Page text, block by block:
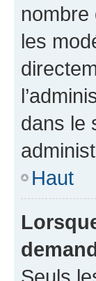
nombre
les
dans le
Haut